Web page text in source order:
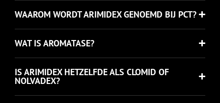
WAAROM WORDT ARIMIDEX GENOEMD BIJ PCT?
WAT IS AROMATASE?
IS ARIMIDEX HETZELFDE ALS CLOMID OF
NOLVADEX?